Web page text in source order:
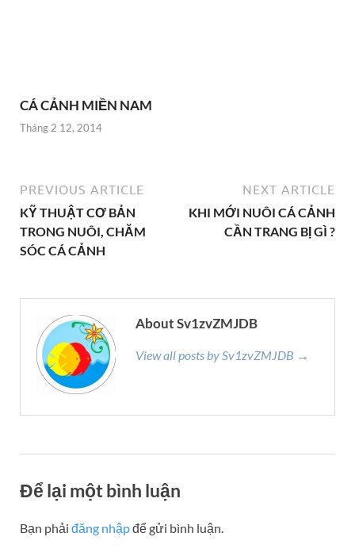
CÁ CẢNH MIỀN NAM
Tháng 2 12, 2014
PREVIOUS ARTICLE
KỸ THUẬT CƠ BẢN
TRONG NUÔI, CHĂM
SÓC CÁ CẢNH
NEXT ARTICLE
KHI MỚI NUÔI CÁ CẢNH
CẦN TRANG BỊ GÌ ?
About Sv1zvZMJDB
View all posts by Sv1zvZMJDB →
Để lại một bình luận
Bạn phải đăng nhậpđể gửi bình luận.